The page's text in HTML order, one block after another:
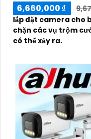
6,660,000 ₫
lắp đặt camera cho
chặn các vụ trộm
có thể xảy ra.